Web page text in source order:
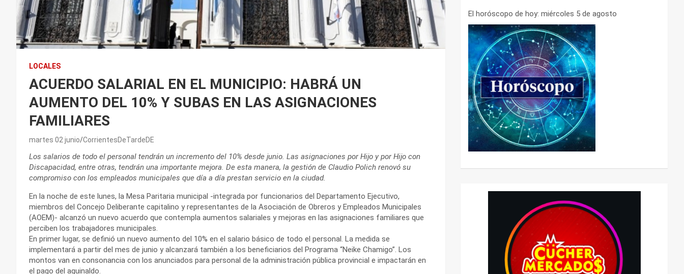
LOCALES
ACUERDO SALARIAL EN EL MUNICIPIO: HABRÁ UN
AUMENTO DEL 10% Y SUBAS EN LAS ASIGNACIONES
FAMILIARES
martes 02 junio CorrientesDeTardeDE
Los salarios de todo el personal tendrán un incremento del 10% desde junio. Las asignaciones por Hijo y por Hijo con
Discapacidad, entre otras, tendrán una importante mejora. De esta manera, la gestión de Claudio Polich renovó su
compromiso con los empleados municipales que día a día prestan servicio en la ciudad.
En la noche de este lunes, la Mesa Paritaria municipal -integrada por funcionarios del Departamento Ejecutivo,
miembros del Concejo Deliberante capitalino y representantes de la Asociación de Obreros y Empleados Municipales
(AOEM)- alcanzó un nuevo acuerdo que contempla aumentos salariales y mejoras en las asignaciones familiares que
perciben los trabajadores municipales.
En primer lugar, se definió un nuevo aumento del 10% en el salario básico de todo el personal. La medida se
implementará a partir del mes de junio y alcanzará también a los beneficiarios del Programa “Neike Chamigo”. Los
montos van en consonancia con los anunciados para personal de la administración pública provincial e impactarán en
el pago del aguinaldo.
El horóscopo de hoy: miércoles 5 de agosto